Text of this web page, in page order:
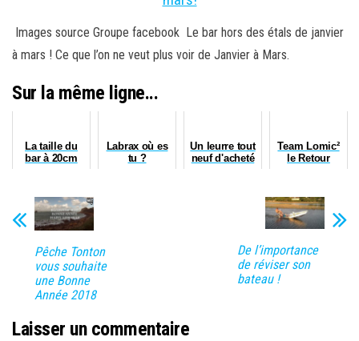
Images source Groupe facebook Le bar hors des étals de janvier
à mars ! Ce que l’on ne veut plus voir de Janvier à Mars.
Sur la même ligne...
La taille du
bar à 20cm
Labrax où es
tu ?
Un leurre tout
neuf d'acheté
Team Lomic²
le Retour
Pêche Tonton
vous souhaite
une Bonne
Année 2018
De l’importance
de réviser son
bateau !
Laisser un commentaire